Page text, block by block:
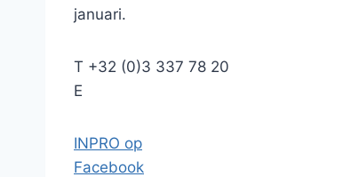
januari.
T +32 (0)3 337 78 20
E
INPRO op
Facebook